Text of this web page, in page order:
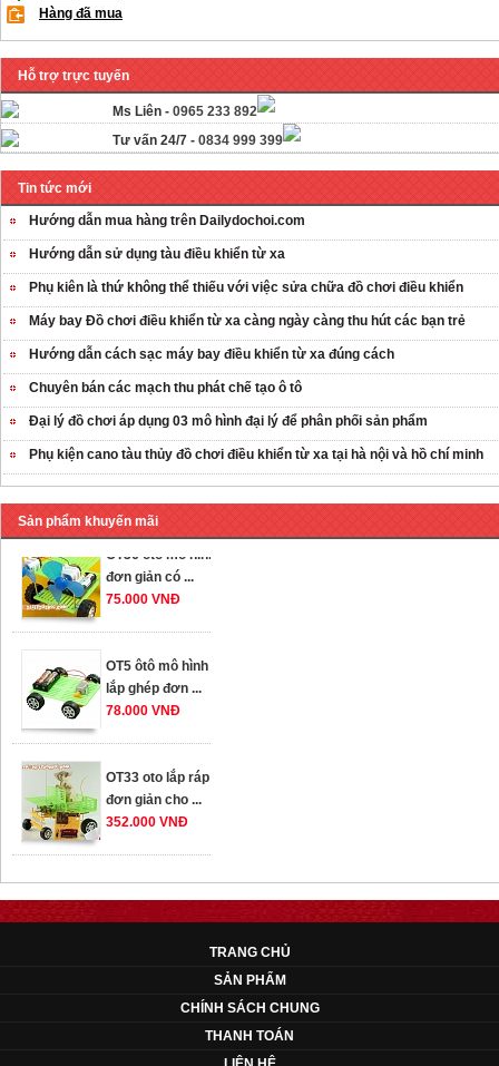
Hàng đã mua
Hỗ trợ trực tuyến
Ms Liên - 0965 233 892
Tư vấn 24/7 - 0834 999 399
Tin tức mới
Hướng dẫn mua hàng trên Dailydochoi.com
Hướng dẫn sử dụng tàu điều khiển từ xa
Phụ kiên là thứ không thể thiếu với việc sửa chữa đồ chơi điều khiển
Máy bay Đồ chơi điều khiển từ xa càng ngày càng thu hút các bạn trẻ
Hướng dẫn cách sạc máy bay điều khiển từ xa đúng cách
Chuyên bán các mạch thu phát chế tạo ô tô
Đại lý đồ chơi áp dụng 03 mô hình đại lý để phân phối sản phẩm
Phụ kiện cano tàu thủy đồ chơi điều khiển từ xa tại hà nội và hồ chí minh
Sản phẩm khuyến mãi
OT35 robot lắp
ráp nhấc chân di
...
OT36 oto mô hình
đơn giản có ...
75.000 VNĐ
OT5 ôtô mô hình
78.000 VNĐ
OT33 oto lắp ráp
352.000 VNĐ
ráp nhấc chân di
...
đơn giản có ...
TRANG CHỦ
SẢN PHẨM
CHÍNH SÁCH CHUNG
THANH TOÁN